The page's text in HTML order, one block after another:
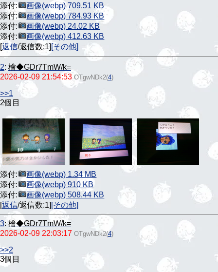
添付:
画像(webp) 709.51 KB
添付:
画像(webp) 784.93 KB
添付:
画像(webp) 24.02 KB
添付:
画像(webp) 412.63 KB
[返信/返信数:1] [その他]
2: 檜◆GDr7TmW/k=
2026-02-09 21:54:53OTgwNDk2(4)
>>1
2個目
添付:
画像(webp) 1.34 MB
添付:
画像(webp) 910 KB
添付:
画像(webp) 508.44 KB
[返信/返信数:1] [その他]
3:檜◆GDr7TmW/k=
2026-02-09 22:03:17 OTgwNDk2(4)
>>2
3個目